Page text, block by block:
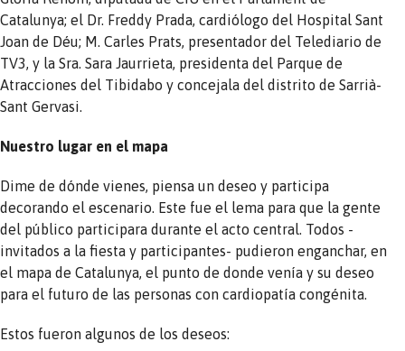
Catalunya; el Dr. Freddy Prada, cardiólogo del Hospital Sant
Joan de Déu; M. Carles Prats, presentador del Telediario de
TV3, y la Sra. Sara Jaurrieta, presidenta del Parque de
Atracciones del Tibidabo y concejala del distrito de Sarrià-
Sant Gervasi.
Nuestro lugar en el mapa
Dime de dónde vienes, piensa un deseo y participa
decorando el escenario. Este fue el lema para que la gente
del público participara durante el acto central. Todos -
invitados a la fiesta y participantes- pudieron enganchar, en
el mapa de Catalunya, el punto de donde venía y su deseo
para el futuro de las personas con cardiopatía congénita.
Estos fueron algunos de los deseos: